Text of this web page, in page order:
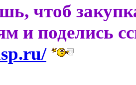
чтоб
и поделись